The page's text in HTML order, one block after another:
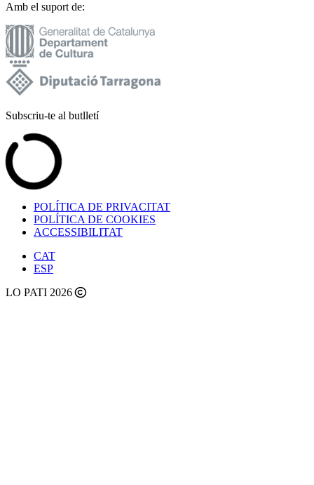
Amb el suport de:
Subscriu-te al butlletí
POLÍTICA DE PRIVACITAT
POLÍTICA DE COOKIES
ACCESSIBILITAT
CAT
ESP
LO PATI 2026